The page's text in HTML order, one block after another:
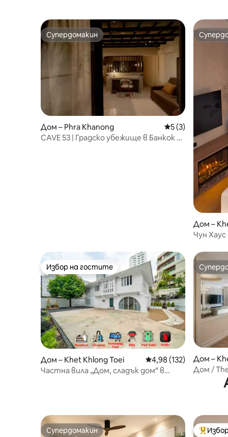
Паттая
Супердомакин
Супердомакин
Дом – Phra Khanong Средна оценка:
5 (3)
CAVE 53 | Градско убежище в Банкок с
Дом –
Чун Хаус
Избор на гостите
Избор на гостите
Дом – Khet Khlong Toei Средна оценка: 4,98
4,98 (132)
Частна вила „Дом, сладък дом“ в
Дом –
Дом /
Супердомакин
Супердомакин Най-